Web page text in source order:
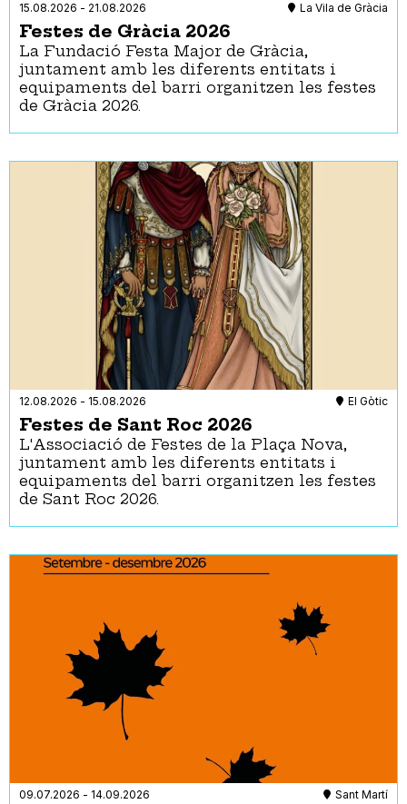
15.08.2026 - 21.08.2026 La Vila de Gràcia
Festes de Gràcia 2026
La Fundació Festa Major de Gràcia,
juntament amb les diferents entitats i
equipaments del barri organitzen les festes
de Gràcia 2026.
12.08.2026 - 15.08.2026 El Gòtic
Festes de Sant Roc 2026
L'Associació de Festes de la Plaça Nova,
juntament amb les diferents entitats i
equipaments del barri organitzen les festes
de Sant Roc 2026.
09.07.2026 - 14.09.2026 Sant Martí